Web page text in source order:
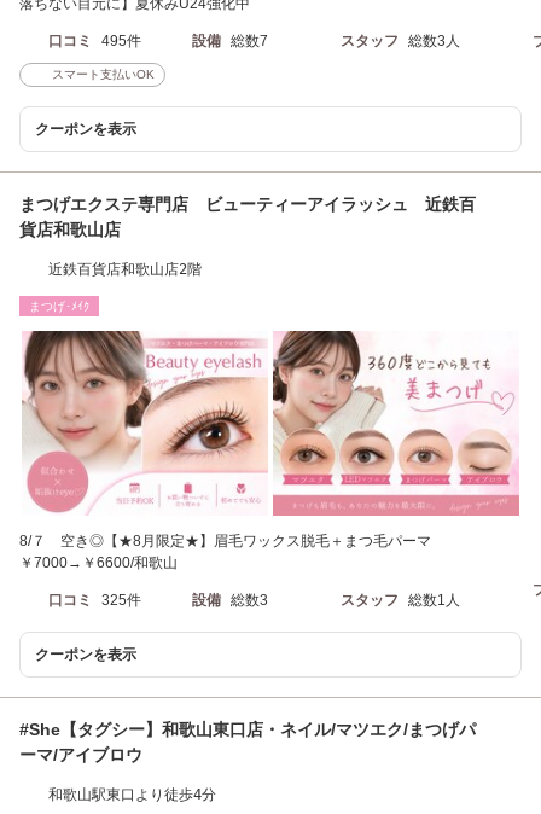
口コミ 495件 設備 総数7 スタッフ 総数3人
スマート支払いOK
クーポンを表示
まつげエクステ専門店 ビューティーアイラッシュ 近鉄百
貨店和歌山店
近鉄百貨店和歌山店2階
まつげ･ﾒｲｸ
8/７ 空き◎【★8月限定★】眉毛ワックス脱毛＋まつ毛パーマ
￥7000→￥6600/和歌山
口コミ 325件 設備 総数3 スタッフ 総数1人
クーポンを表示
#She【タグシー】和歌山東口店・ネイル/マツエク/まつげパ
ーマ/アイブロウ
和歌山駅東口より徒歩4分